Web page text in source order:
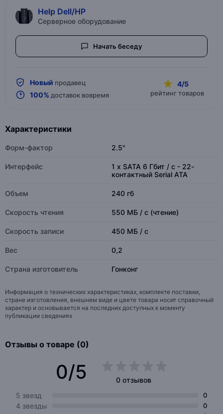
Help Dell/HP
Серверное оборудование
Начать беседу
Новый продавец
100% доставок вовремя
4/5
рейтинг товаров
Характеристики
Форм-фактор 2.5"
Интерфейс
1 x SATA 6 Гбит / с - 22-
контактный Serial ATA
Объем 240 гб
Скорость чтения 550 МБ / с (чтение)
Скорость записи 450 МБ / с
Вес 0,2
Страна изготовитель Гонконг
Информация о технических характеристиках, комплекте поставки,
стране изготовления, внешнем виде и цвете товара носит справочный
характер и основывается на последних доступных к моменту
публикации сведениях
Отзывы о товаре (0)
0/5
0 отзывов
5 звезд
0
4 звезды 0